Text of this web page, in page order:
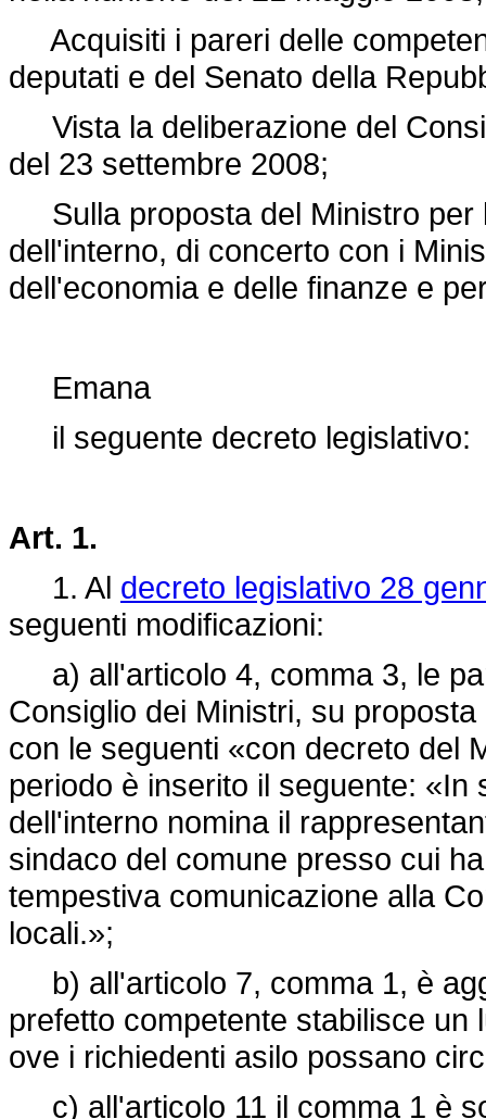
Acquisiti i pareri delle
deputati e del Senato della
Vista la deliberazione del
del 23 settembre 2008;
Sulla proposta del Ministro per
dell'interno, di concerto con i
dell'economia e delle finanze e
Emana
il seguente decreto legislativo:
Art. 1.
1. Al decreto legislativo 28
seguenti modificazioni:
a) all'articolo 4, comma 3, le
Consiglio dei Ministri, su
con le seguenti «con decreto del
periodo è inserito il seguente:
dell'interno nomina il
sindaco del comune presso cui
tempestiva comunicazione alla
locali.»;
b) all'articolo 7, comma 1, è
prefetto competente stabilisce
ove i richiedenti asilo possano
c) all'articolo 11 il comma 1 è